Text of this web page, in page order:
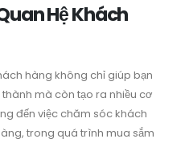
Hệ Khách
hàng không chỉ giúp bạn
mà còn tạo ra nhiều cơ
đến việc chăm sóc khách
trong quá trình mua sắm